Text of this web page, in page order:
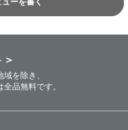
＞
域を除き、
全品無料です。